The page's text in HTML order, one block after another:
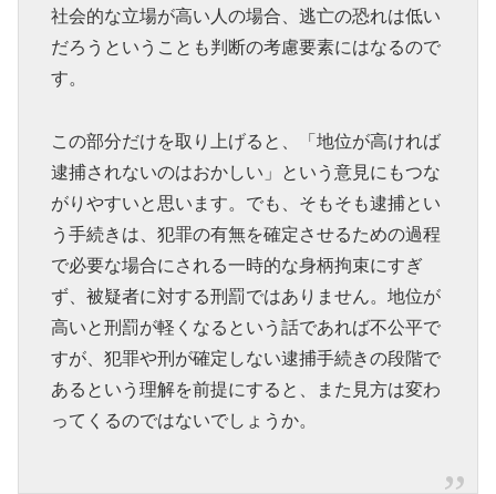
社会的な立場が高い人の場合、逃亡の恐れは低い
だろうということも判断の考慮要素にはなるので
す。
この部分だけを取り上げると、「地位が高ければ
逮捕されないのはおかしい」という意見にもつな
がりやすいと思います。でも、そもそも逮捕とい
う手続きは、犯罪の有無を確定させるための過程
で必要な場合にされる一時的な身柄拘束にすぎ
ず、被疑者に対する刑罰ではありません。地位が
高いと刑罰が軽くなるという話であれば不公平で
すが、犯罪や刑が確定しない逮捕手続きの段階で
あるという理解を前提にすると、また見方は変わ
ってくるのではないでしょうか。